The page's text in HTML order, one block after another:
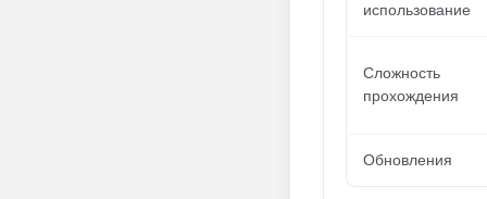
использование
Сложность
прохождения
Обновления